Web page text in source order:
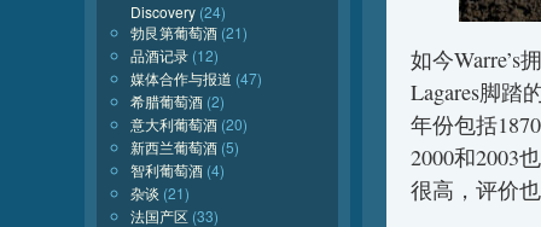
如今Warre’s
Lagares脚踏
年份包括
2000和2003
很高，评价
Discovery (24)
勃艮第葡萄酒 (21)
品酒记录 (12)
媒体合作与报道 (47)
希腊葡萄酒 (2)
意大利葡萄酒 (20)
新西兰葡萄酒 (5)
智利葡萄酒 (4)
杂谈 (21)
法国产区 (33)